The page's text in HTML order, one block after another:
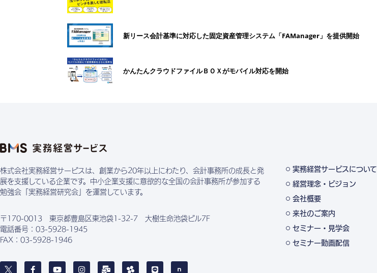
新リース会計基準に対応した固定資産管理システム「FAManager」を提供開始
かんたんクラウドファイルＢＯＸがモバイル対応を開始
株式会社実務経営サービスは、創業から20年以上にわたり、会計事務所の成長と発
展を支援している企業です。中小企業支援に意欲的な全国の会計事務所が参加する
勉強会「実務経営研究会」を運営しています。
〒170-0013 東京都豊島区東池袋1-32-7 大樹生命池袋ビル7F
電話番号：03-5928-1945
FAX：03-5928-1946
実務経営サービスについて
経営理念・ビジョン
会社概要
来社のご案内
セミナー・見学会
セミナー動画配信